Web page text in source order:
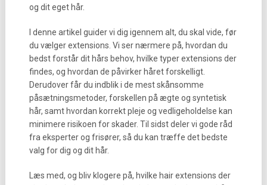
og dit eget hår.
I denne artikel guider vi dig igennem alt, du skal vide, før
du vælger extensions. Vi ser nærmere på, hvordan du
bedst forstår dit hårs behov, hvilke typer extensions der
findes, og hvordan de påvirker håret forskelligt.
Derudover får du indblik i de mest skånsomme
påsætningsmetoder, forskellen på ægte og syntetisk
hår, samt hvordan korrekt pleje og vedligeholdelse kan
minimere risikoen for skader. Til sidst deler vi gode råd
fra eksperter og frisører, så du kan træffe det bedste
valg for dig og dit hår.
Læs med, og bliv klogere på, hvilke hair extensions der